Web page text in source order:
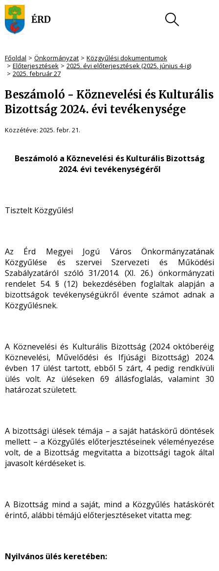
Főoldal Önkormányzat
Közgyűlési dokumentumok
Előterjesztések
2025. évi előterjesztések (2025. június 4-ig)
2025. február 27
Beszámoló - Köznevelési és Kulturális
Bizottság 2024. évi tevékenysége
Közzétéve: 2025. febr. 21.
Beszámoló a Köznevelési és Kulturális Bizottság
2024. évi tevékenységéről
Tisztelt Közgyűlés!
Az Érd Megyei Jogú Város Önkormányzatának
Közgyűlése és szervei Szervezeti és Működési
Szabályzatáról szóló 31/2014. (XI. 26.) önkormányzati
rendelet 54. § (12) bekezdésében foglaltak alapján a
bizottságok tevékenységükről évente számot adnak a
Közgyűlésnek.
A Köznevelési és Kulturális Bizottság (2024 októberéig
Köznevelési, Művelődési és Ifjúsági Bizottság) 2024.
évben 17 ülést tartott, ebből 5 zárt, 4 pedig rendkívüli
ülés volt. Az üléseken 69 állásfoglalás, valamint 30
határozat született.
A bizottsági ülések témája – a saját hatáskörű döntések
mellett – a Közgyűlés előterjesztéseinek véleményezése
volt, de a Bizottság megvitatta a bizottsági tagok által
javasolt kérdéseket is.
A Bizottság mind a saját, mind a Közgyűlés hatáskörét
érintő, alábbi témájú előterjesztéseket vitatta meg:
Nyilvános ülés keretében: